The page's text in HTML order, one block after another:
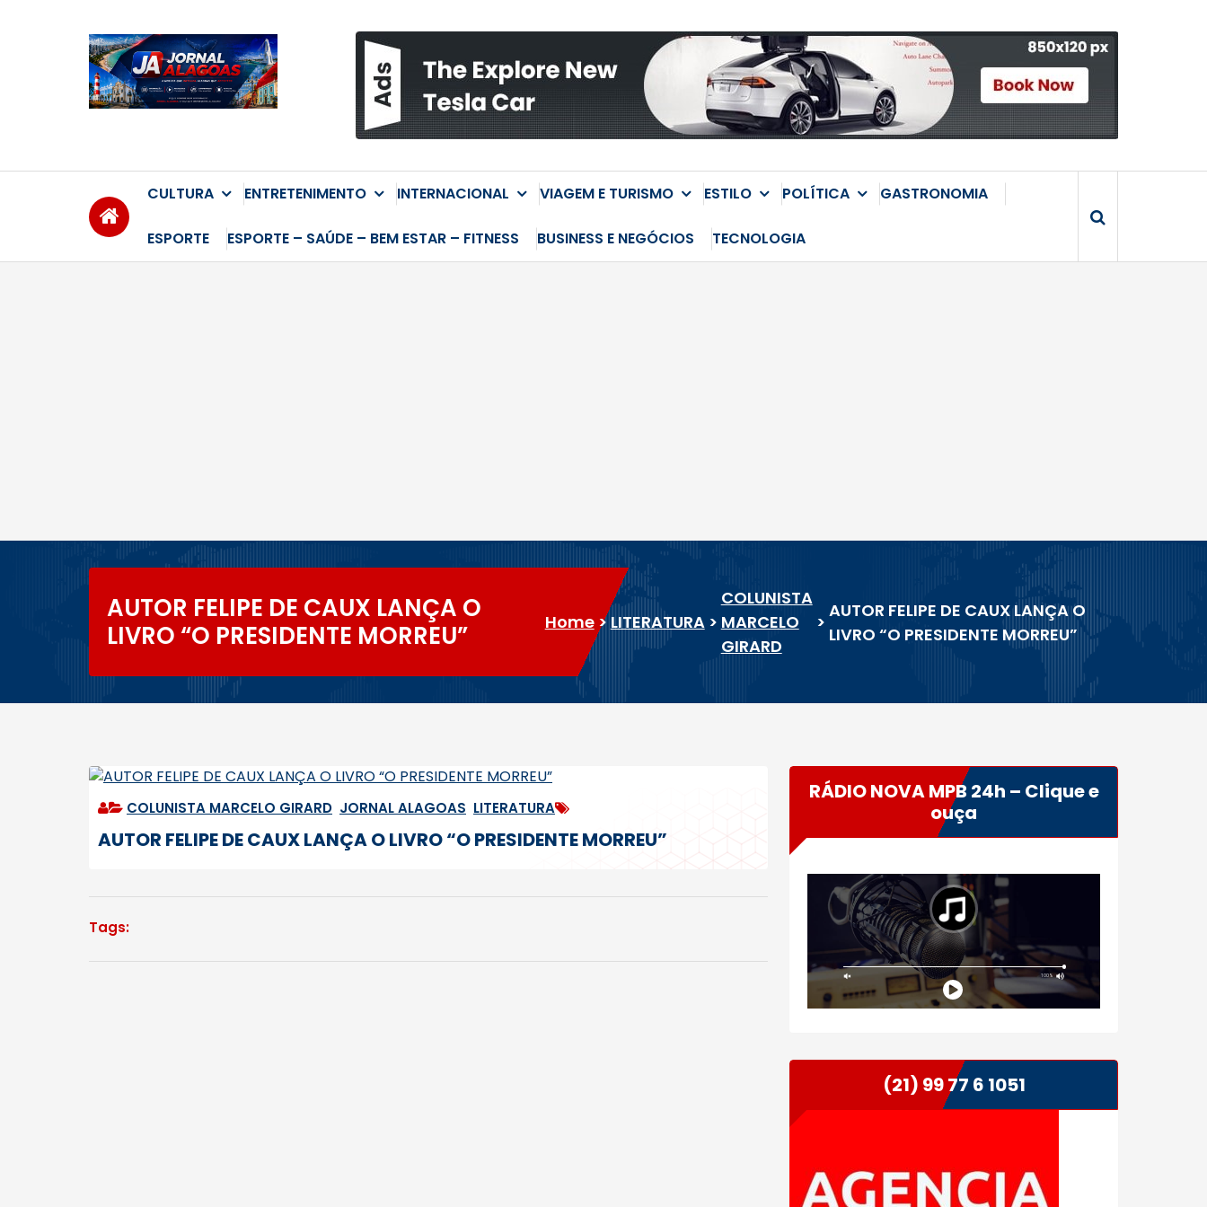
CULTURA ENTRETENIMENTO INTERNACIONAL VIAGEM E TURISMO ESTILO POLÍTICA GASTRONOMIA
ESPORTE ESPORTE – SAÚDE – BEM ESTAR – FITNESS BUSINESS E NEGÓCIOS TECNOLOGIA
AUTOR FELIPE DE CAUX LANÇA O
LIVRO “O PRESIDENTE MORREU”
Home> LITERATURA>
COLUNISTA
MARCELO
GIRARD
>
AUTOR FELIPE DE CAUX LANÇA O
LIVRO “O PRESIDENTE MORREU”
COLUNISTA MARCELO GIRARD JORNAL ALAGOAS LITERATURA
AUTOR FELIPE DE CAUX LANÇA O LIVRO “O PRESIDENTE MORREU”
Tags:
RÁDIO NOVA MPB 24h – Clique e
ouça
(21) 99 77 6 1051